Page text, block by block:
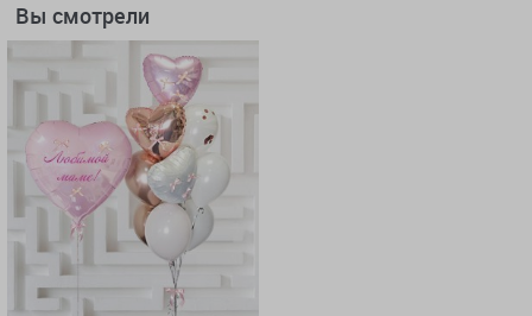
Вы смотрели